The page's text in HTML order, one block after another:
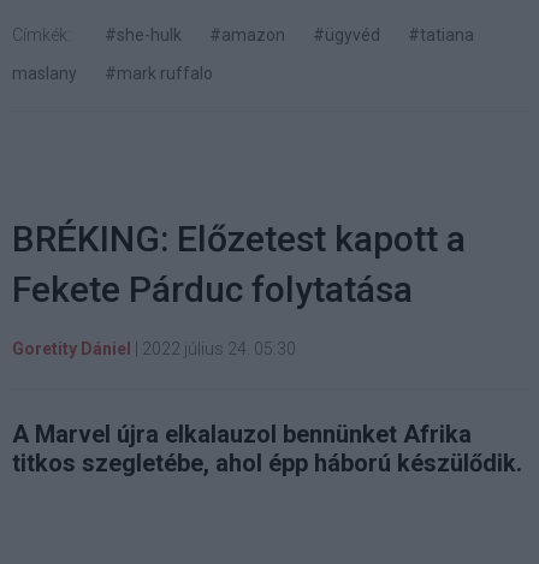
Címkék: #she-hulk #amazon #ügyvéd
#tatiana
maslany
#mark ruffalo
BRÉKING: Előzetest kapott a
Fekete Párduc folytatása
Goretity Dániel 2022 július 24. 05:30
A Marvel újra elkalauzol bennünket Afrika
titkos szegletébe, ahol épp háború készülődik.